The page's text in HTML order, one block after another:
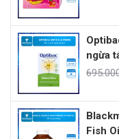
ngừa
Fish